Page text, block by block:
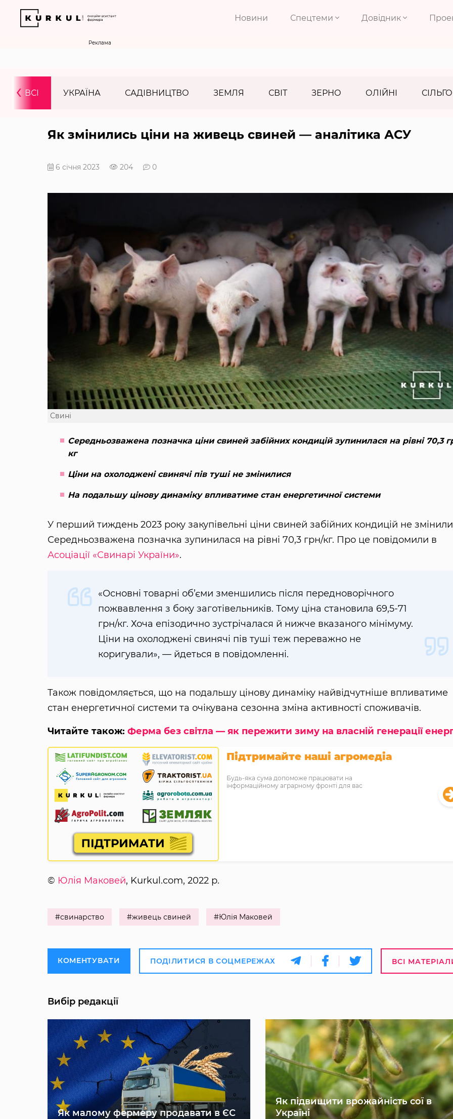
Новини Спецтеми Довідник
Реклама
ВСІ УКРАЇНА САДІВНИЦТВО ЗЕМЛЯ СВІТ ЗЕРНО ОЛІЙНІ
‹
Як змінились ціни на живець свиней — аналітика АСУ
6 січня 2023 204 0
Свині
Середньозважена позначка ціни свиней забійних кондицій зупинилася на рівні 70,3
кг
Ціни на охолоджені свинячі пів туші не змінилися
На подальшу цінову динаміку впливатиме стан енергетичної системи
У перший тиждень 2023 року закупівельні ціни свиней забійних кондицій не
Середньозважена позначка зупинилася на рівні 70,3 грн/кг. Про це повідомили в
Асоціації «Свинарі України».
«Основні товарні об’єми зменшились після передноворічного
пожвавлення з боку заготівельників. Тому ціна становила 69,5-71
грн/кг. Хоча епізодично зустрічалася й нижче вказаного мінімуму.
Ціни на охолоджені свинячі пів туші теж переважно не
коригували», — йдеться в повідомленні.
Також повідомляється, що на подальшу цінову динаміку найвідчутніше впливатиме
стан енергетичної системи та очікувана сезонна зміна активності споживачів.
Читайте також: Ферма без світла — як пережити зиму на власній генерації
Підтримайте наші агромедіа
Будь-яка сума допоможе працювати на
інформаційному аграрному фронті для вас
© Юлія Маковей, Kurkul.com, 2022 р.
#свинарство #живець свиней #Юлія Маковей
КОМЕНТУВАТИ ПОДІЛИТИСЯ В СОЦМЕРЕЖАХ ВСІ
Вибір редакції
Як малому фермеру продавати в ЄС
Як підвищити врожайність сої в
Україні